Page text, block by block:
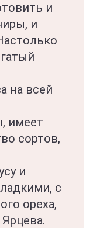
и
и
на всей
имеет
сортов,
и
с
ореха,